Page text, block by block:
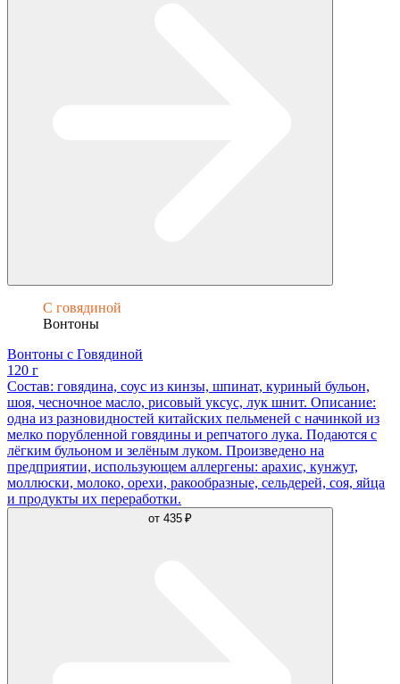
С говядиной
Вонтоны
Вонтоны с Говядиной
120 г
Состав: говядина, соус из кинзы, шпинат, куриный бульон,
шоя, чесночное масло, рисовый уксус, лук шнит. Описание:
одна из разновидностей китайских пельменей с начинкой из
мелко порубленной говядины и репчатого лука. Подаются с
лёгким бульоном и зелёным луком. Произведено на
предприятии, использующем аллергены: арахис, кунжут,
моллюски, молоко, орехи, ракообразные, сельдерей, соя, яйца
и продукты их переработки.
от 435 ₽